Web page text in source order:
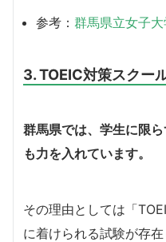
参考： 群馬県立女子
3. TOEIC対策スクー
群馬県では、学生に限
も力を入れています。
その理由としては「
に着けられる試験が存